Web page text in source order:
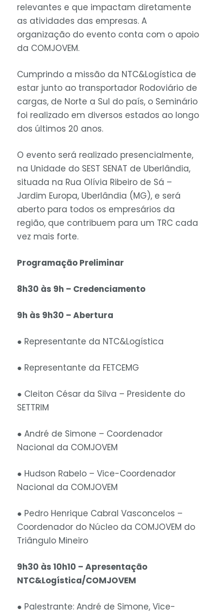
relevantes e que impactam diretamente
as atividades das empresas. A
organização do evento conta com o apoio
da COMJOVEM.
Cumprindo a missão da NTC&Logística de
estar junto ao transportador Rodoviário de
cargas, de Norte a Sul do país, o Seminário
foi realizado em diversos estados ao longo
dos últimos 20 anos.
O evento será realizado presencialmente,
na Unidade do SEST SENAT de Uberlândia,
situada na Rua Olívia Ribeiro de Sá –
Jardim Europa, Uberlândia (MG), e será
aberto para todos os empresários da
região, que contribuem para um TRC cada
vez mais forte.
Programação Preliminar
8h30 às 9h – Credenciamento
9h às 9h30 – Abertura
● Representante da NTC&Logística
● Representante da FETCEMG
● Cleiton César da Silva – Presidente do
SETTRIM
● André de Simone – Coordenador
Nacional da COMJOVEM
● Hudson Rabelo – Vice-Coordenador
Nacional da COMJOVEM
● Pedro Henrique Cabral Vasconcelos –
Coordenador do Núcleo da COMJOVEM do
Triângulo Mineiro
9h30 às 10h10 – Apresentação
NTC&Logística/COMJOVEM
● Palestrante: André de Simone, Vice-